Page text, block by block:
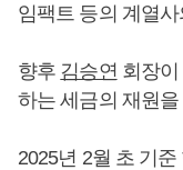
임팩트 등의 계열
향후 김승연 회장이
하는 세금의 재원
2025년 2월 초 기